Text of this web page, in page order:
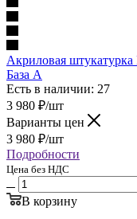
Акриловая
База A
Есть в наличии: 27
3 980 ₽/шт
Варианты цен
3 980 ₽/шт
Подробности
Цена без НДС
В корзину